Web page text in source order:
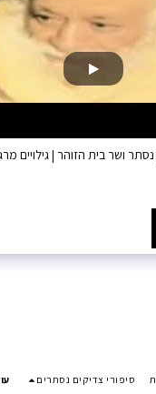
ושר בית הזוהר | גילויים
סיפורי צדיקים נסתרים